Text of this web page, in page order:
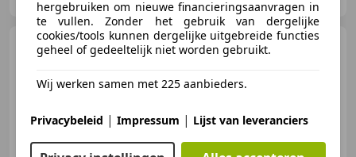
Volkswagen Kever
Cabriolet 1302 LS CABRIO | RIJDT
€ 17.000
hergebruiken om nieuwe financieringsaanvragen in
te vullen. Zonder het gebruik van dergelijke
cookies/tools kunnen dergelijke uitgebreide functies
geheel of gedeeltelijk niet worden gebruikt.
Wij werken samen met 225 aanbieders.
Privacybeleid | Impressum | Lijst van leveranciers